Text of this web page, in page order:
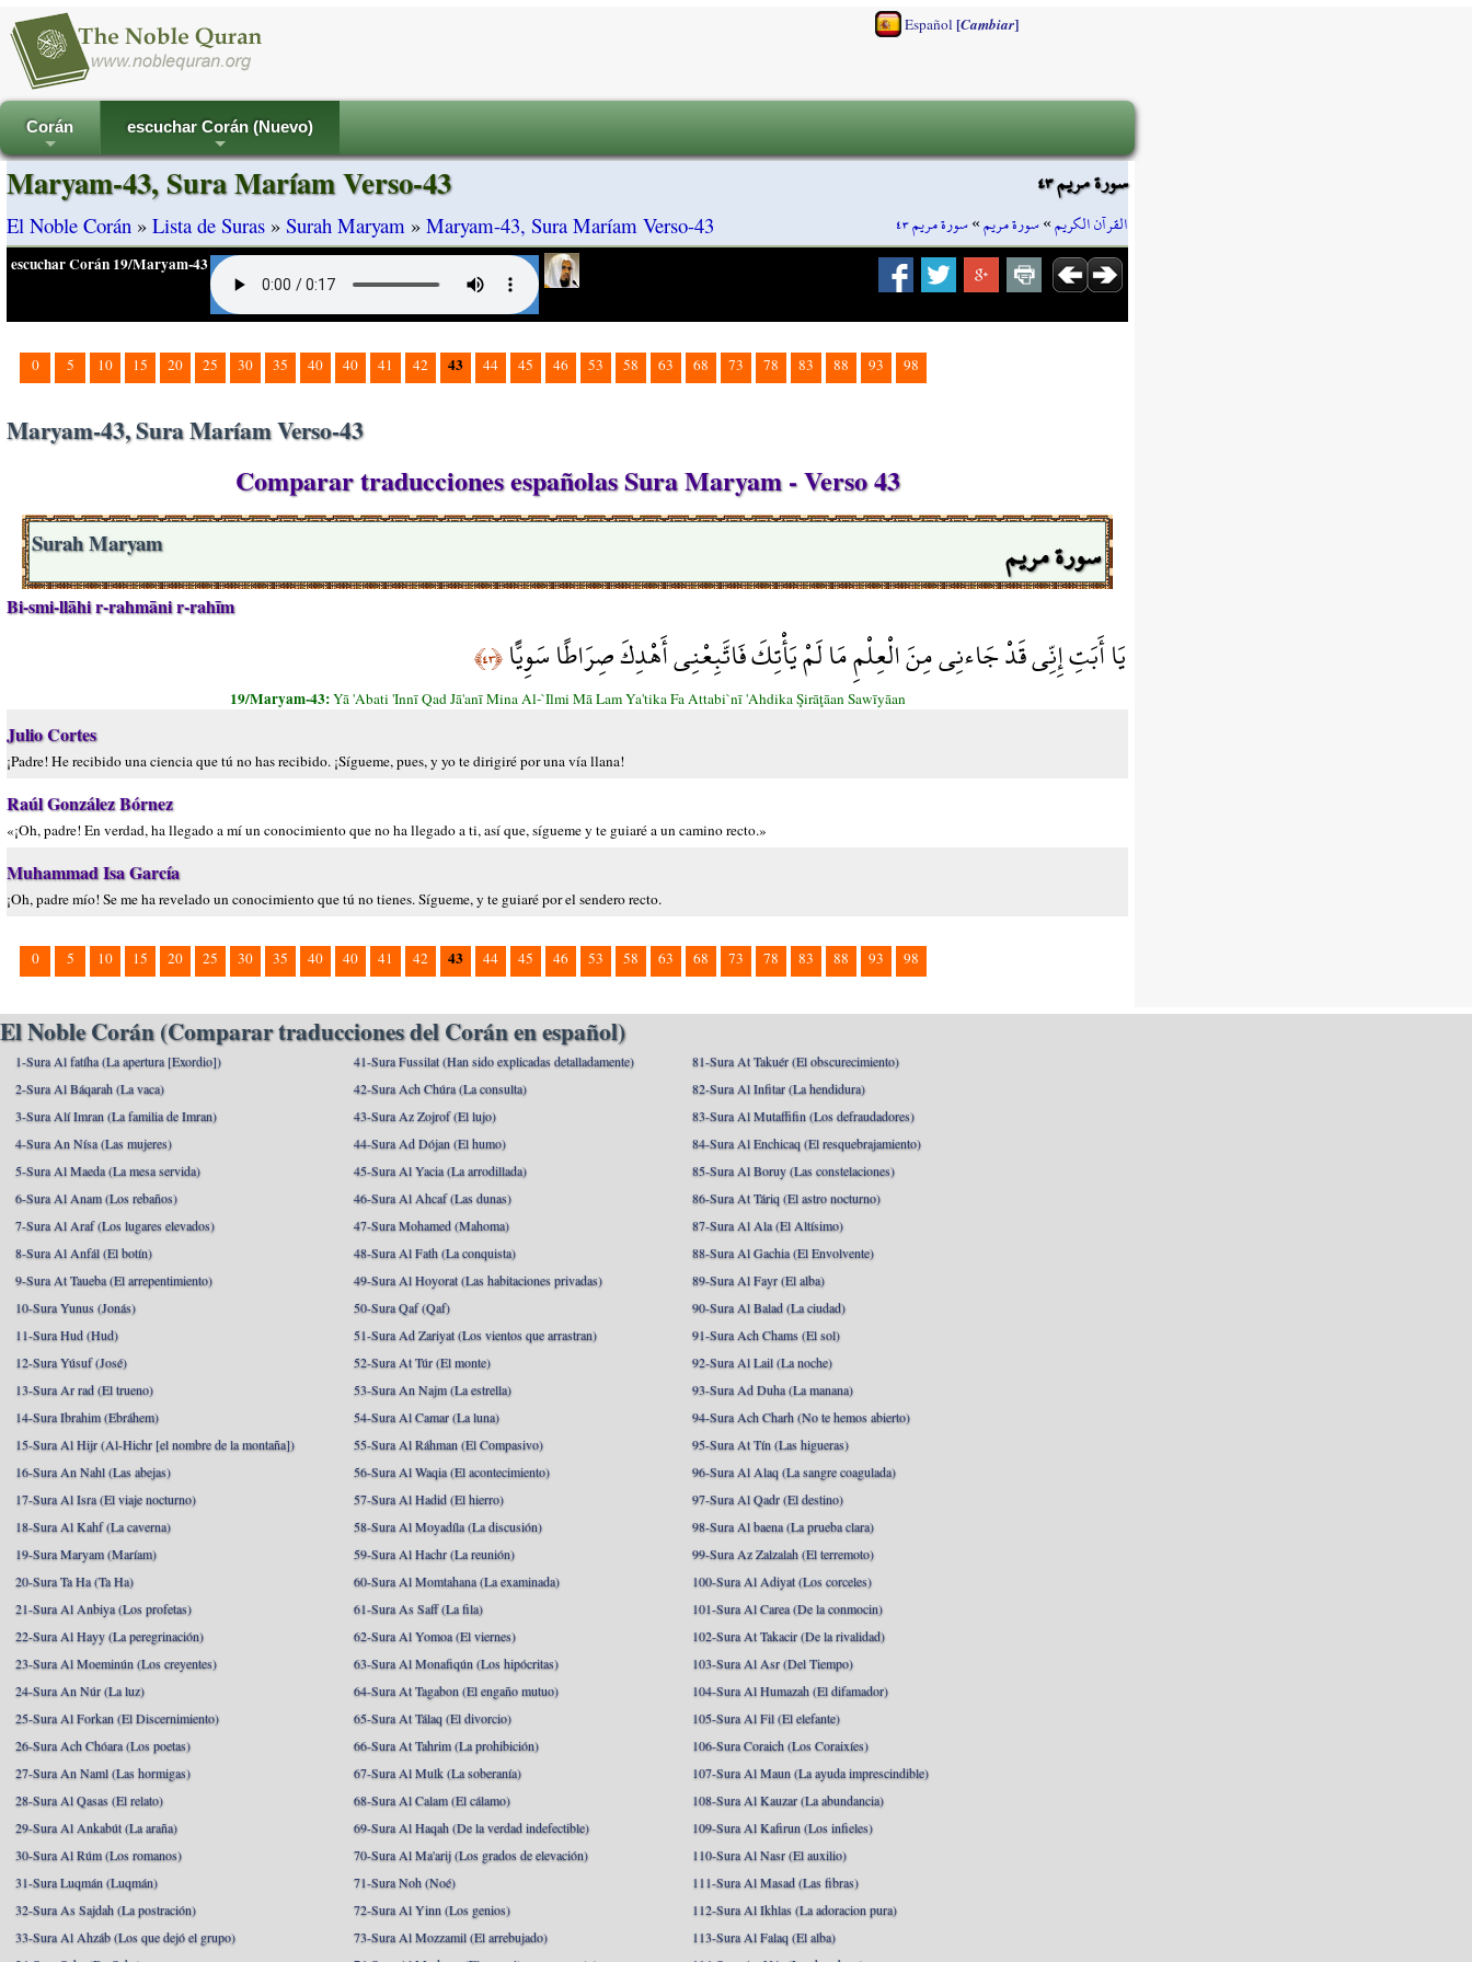
Español [Cambiar]
+
Corán
+
escuchar Corán (Nuevo)
سورة مريم ٤٣
القرآن الكريم»سورة مريم»سورة مريم ٤٣
Maryam-43, Sura Maríam Verso-43
El Noble Corán » Lista de Suras » Surah Maryam » Maryam-43, Sura Maríam Verso-43
escuchar Corán 19/Maryam-43
0 5 10 15 20 25 30 35 40 40 41 42 43 44 45 46 53 58 63 68 73 78 83 88 93 98
Maryam-43, Sura Maríam Verso-43
Comparar traducciones españolas Sura Maryam - Verso 43
سورة مريم Surah Maryam
Bi-smi-llāhi r-rahmāni r-rahīm
يَا أَبَتِ إِنِّي قَدْ جَاءنِي مِنَ الْعِلْمِ مَا لَمْ يَأْتِكَ فَاتَّبِعْنِي أَهْدِكَ صِرَاطًا سَوِيًّا﴿٤٣﴾
19/Maryam-43:Yā 'Abati 'Innī Qad Jā'anī Mina Al-`Ilmi Mā Lam Ya'tika Fa Attabi`nī 'Ahdika Şirāţāan Sawīyāan
Julio Cortes
¡Padre! He recibido una ciencia que tú no has recibido. ¡Sígueme, pues, y yo te dirigiré por una vía llana!
Raúl González Bórnez
«¡Oh, padre! En verdad, ha llegado a mí un conocimiento que no ha llegado a ti, así que, sígueme y te guiaré a un camino recto.»
Muhammad Isa García
¡Oh, padre mío! Se me ha revelado un conocimiento que tú no tienes. Sígueme, y te guiaré por el sendero recto.
0 5 10 15 20 25 30 35 40 40 41 42 43 44 45 46 53 58 63 68 73 78 83 88 93 98
El Noble Corán (Comparar traducciones del Corán en español)
1-Sura Al fatíha (La apertura [Exordio])
2-Sura Al Báqarah (La vaca)
3-Sura Alí Imran (La familia de Imran)
4-Sura An Nísa (Las mujeres)
5-Sura Al Maeda (La mesa servida)
6-Sura Al Anam (Los rebaños)
7-Sura Al Araf (Los lugares elevados)
8-Sura Al Anfál (El botín)
9-Sura At Taueba (El arrepentimiento)
10-Sura Yunus (Jonás)
11-Sura Hud (Hud)
12-Sura Yúsuf (José)
13-Sura Ar rad (El trueno)
14-Sura Ibrahim (Ebráhem)
15-Sura Al Hijr (Al-Hichr [el nombre de la montaña])
16-Sura An Nahl (Las abejas)
17-Sura Al Isra (El viaje nocturno)
18-Sura Al Kahf (La caverna)
19-Sura Maryam (Maríam)
20-Sura Ta Ha (Ta Ha)
21-Sura Al Anbiya (Los profetas)
22-Sura Al Hayy (La peregrinación)
23-Sura Al Moeminún (Los creyentes)
24-Sura An Núr (La luz)
25-Sura Al Forkan (El Discernimiento)
26-Sura Ach Chóara (Los poetas)
27-Sura An Naml (Las hormigas)
28-Sura Al Qasas (El relato)
29-Sura Al Ankabút (La araña)
30-Sura Al Rúm (Los romanos)
31-Sura Luqmán (Luqmán)
32-Sura As Sajdah (La postración)
33-Sura Al Ahzáb (Los que dejó el grupo)
41-Sura Fussilat (Han sido explicadas detalladamente)
42-Sura Ach Chúra (La consulta)
43-Sura Az Zojrof (El lujo)
44-Sura Ad Dójan (El humo)
45-Sura Al Yacia (La arrodillada)
46-Sura Al Ahcaf (Las dunas)
47-Sura Mohamed (Mahoma)
48-Sura Al Fath (La conquista)
49-Sura Al Hoyorat (Las habitaciones privadas)
50-Sura Qaf (Qaf)
51-Sura Ad Zariyat (Los vientos que arrastran)
52-Sura At Túr (El monte)
53-Sura An Najm (La estrella)
54-Sura Al Camar (La luna)
55-Sura Al Ráhman (El Compasivo)
56-Sura Al Waqia (El acontecimiento)
57-Sura Al Hadid (El hierro)
58-Sura Al Moyadíla (La discusión)
59-Sura Al Hachr (La reunión)
60-Sura Al Momtahana (La examinada)
61-Sura As Saff (La fila)
62-Sura Al Yomoa (El viernes)
63-Sura Al Monafiqún (Los hipócritas)
64-Sura At Tagabon (El engaño mutuo)
65-Sura At Tálaq (El divorcio)
66-Sura At Tahrim (La prohibición)
67-Sura Al Mulk (La soberanía)
68-Sura Al Calam (El cálamo)
69-Sura Al Haqah (De la verdad indefectible)
70-Sura Al Ma'arij (Los grados de elevación)
71-Sura Noh (Noé)
72-Sura Al Yinn (Los genios)
73-Sura Al Mozzamil (El arrebujado)
81-Sura At Takuér (El obscurecimiento)
82-Sura Al Infitar (La hendidura)
83-Sura Al Mutaffifin (Los defraudadores)
84-Sura Al Enchicaq (El resquebrajamiento)
85-Sura Al Boruy (Las constelaciones)
86-Sura At Táriq (El astro nocturno)
87-Sura Al Ala (El Altísimo)
88-Sura Al Gachia (El Envolvente)
89-Sura Al Fayr (El alba)
90-Sura Al Balad (La ciudad)
91-Sura Ach Chams (El sol)
92-Sura Al Lail (La noche)
93-Sura Ad Duha (La manana)
94-Sura Ach Charh (No te hemos abierto)
95-Sura At Tín (Las higueras)
96-Sura Al Alaq (La sangre coagulada)
97-Sura Al Qadr (El destino)
98-Sura Al baena (La prueba clara)
99-Sura Az Zalzalah (El terremoto)
100-Sura Al Adiyat (Los corceles)
101-Sura Al Carea (De la conmocin)
102-Sura At Takacir (De la rivalidad)
103-Sura Al Asr (Del Tiempo)
104-Sura Al Humazah (El difamador)
105-Sura Al Fil (El elefante)
106-Sura Coraich (Los Coraixíes)
107-Sura Al Maun (La ayuda imprescindible)
108-Sura Al Kauzar (La abundancia)
109-Sura Al Kafirun (Los infieles)
110-Sura Al Nasr (El auxilio)
111-Sura Al Masad (Las fibras)
112-Sura Al Ikhlas (La adoracion pura)
113-Sura Al Falaq (El alba)